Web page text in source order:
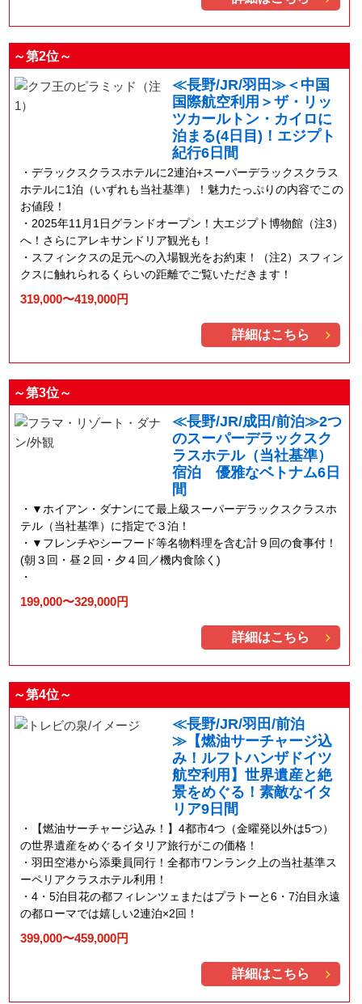
～第2位～
≪長野/JR/羽田≫＜中国
国際航空利用＞ザ・リッ
ツカールトン・カイロに
泊まる(4日目)！エジプト
紀行6日間
デラックスクラスホテルに2連泊+スーパーデラックスクラス
ホテルに1泊（いずれも当社基準）！魅力たっぷりの内容でこの
お値段！
2025年11月1日グランドオープン！大エジプト博物館（注3）
へ！さらにアレキサンドリア観光も！
スフィンクスの足元への入場観光をお約束！（注2）スフィン
クスに触れられるくらいの距離でご覧いただきます！
319,000〜419,000円
詳細はこちら
～第3位～
≪長野/JR/成田/前泊≫2つ
のスーパーデラックスク
ラスホテル（当社基準）
宿泊 優雅なベトナム6日
間
▼ホイアン・ダナンにて最上級スーパーデラックスクラスホ
テル（当社基準）に指定で３泊！
▼フレンチやシーフード等名物料理を含む計９回の食事付！
(朝３回・昼２回・夕４回／機内食除く)
199,000〜329,000円
詳細はこちら
～第4位～
≪長野/JR/羽田/前泊
≫【燃油サーチャージ込
み！ルフトハンザドイツ
航空利用】世界遺産と絶
景をめぐる！素敵なイタ
リア9日間
【燃油サーチャージ込み！】4都市4つ（金曜発以外は5つ）
の世界遺産をめぐるイタリア旅行がこの価格！
羽田空港から添乗員同行！全都市ワンランク上の当社基準ス
ーペリアクラスホテル利用！
4・5泊目花の都フィレンツェまたはプラトーと6・7泊目永遠
の都ローマでは嬉しい2連泊×2回！
399,000〜459,000円
詳細はこちら